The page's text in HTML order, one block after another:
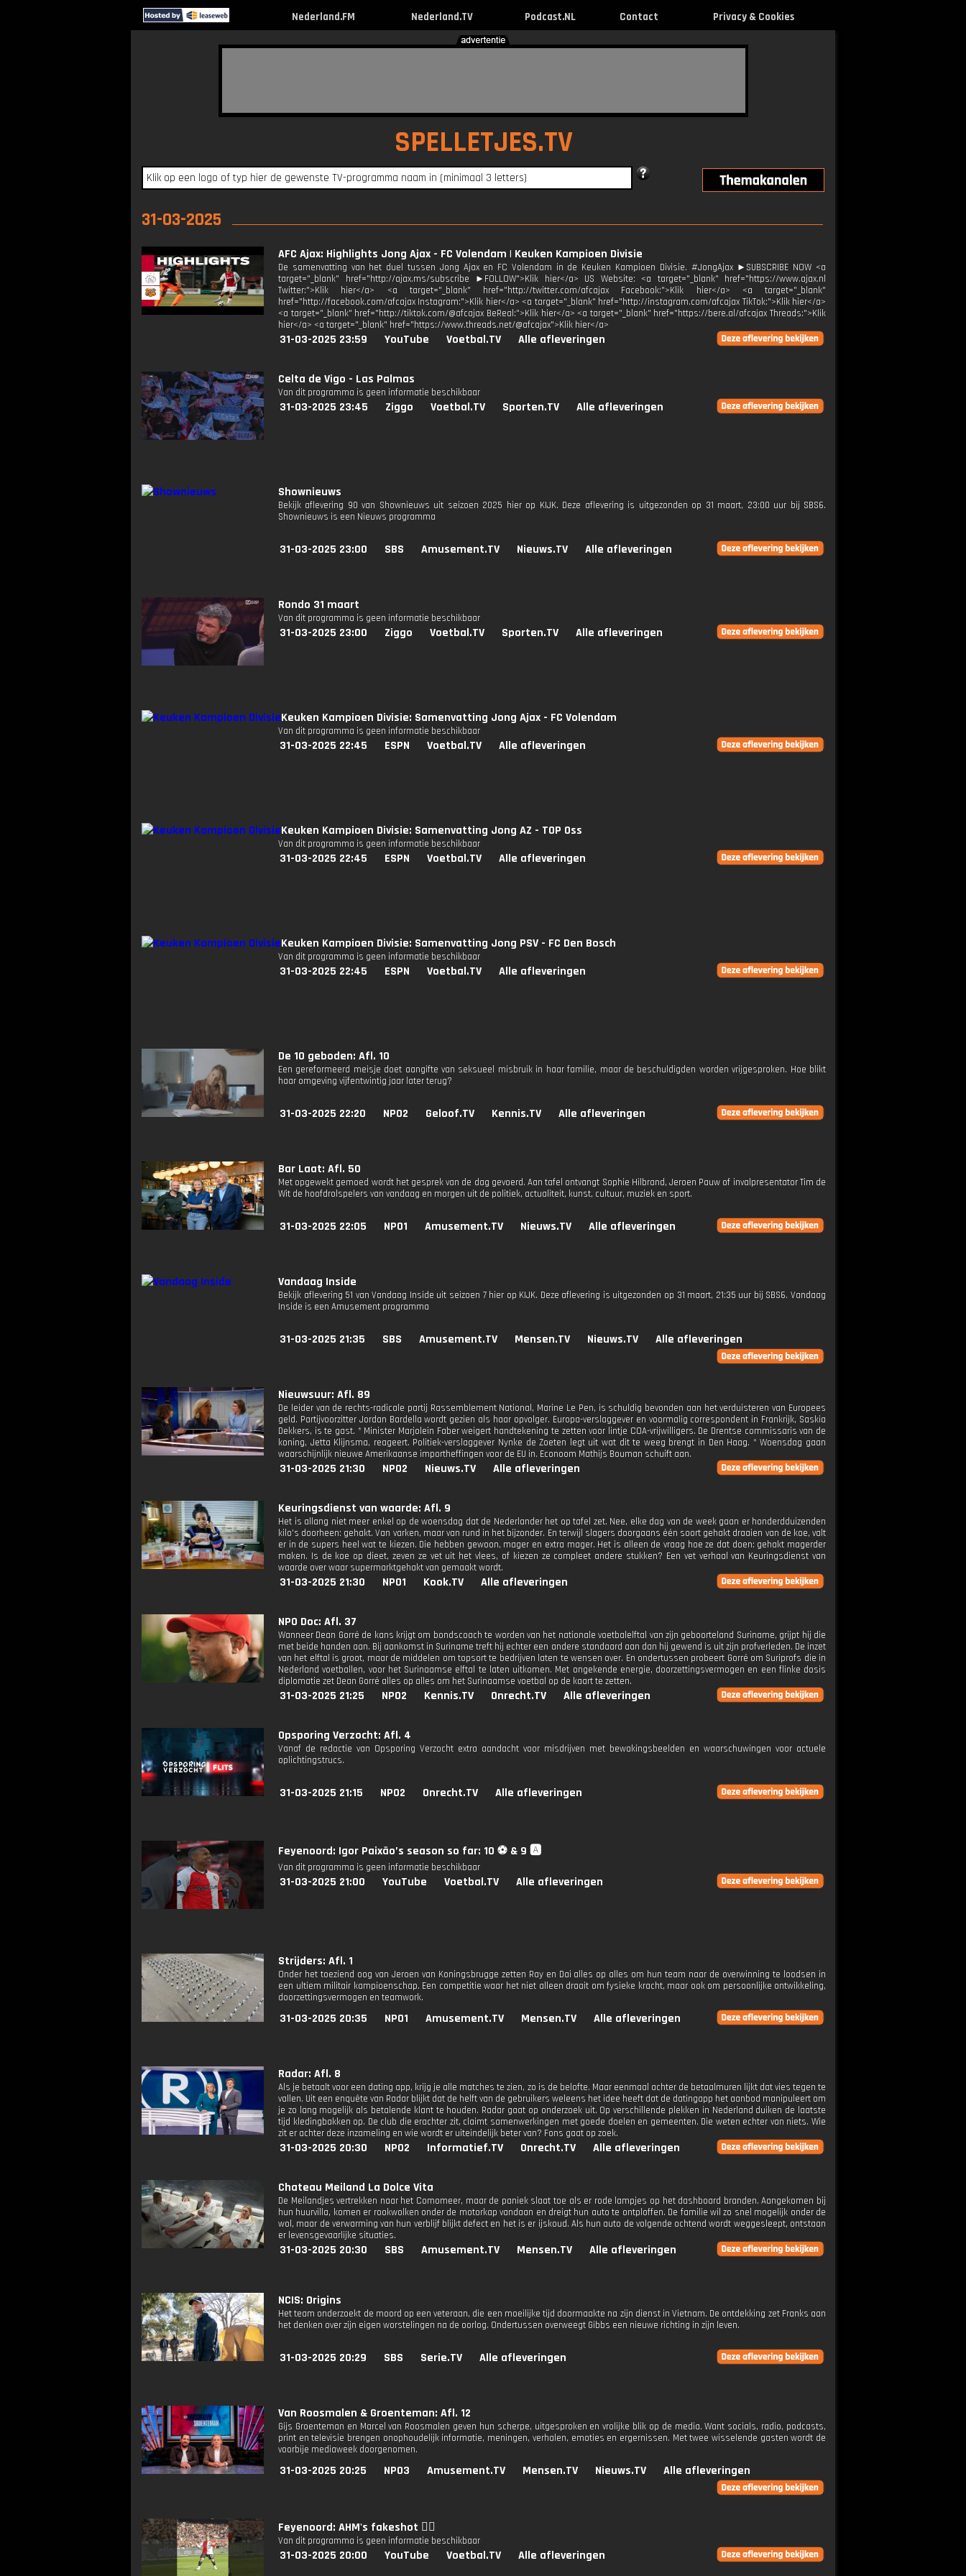
Nederland.FM Nederland.TV Podcast.NL Contact Privacy & Cookies
SPELLETJES.TV
31-03-2025
AFC Ajax: Highlights Jong Ajax - FC Volendam | Keuken Kampioen Divisie
De samenvatting van het duel tussen Jong Ajax en FC Volendam in de Keuken Kampioen Divisie. #JongAjax ►SUBSCRIBE NOW <a
target="_blank" href="http://ajax.ms/subscribe ►FOLLOW">Klik hier</a> US Website: <a target="_blank" href="https://www.ajax.nl
Twitter:">Klik hier</a> <a target="_blank" href="http://twitter.com/afcajax Facebook:">Klik hier</a> <a target="_blank"
href="http://facebook.com/afcajax Instagram:">Klik hier</a> <a target="_blank" href="http://instagram.com/afcajax TikTok:">Klik hier</a>
<a target="_blank" href="http://tiktok.com/@afcajax BeReal:">Klik hier</a> <a target="_blank" href="https://bere.al/afcajax Threads:">Klik
hier</a> <a target="_blank" href="https://www.threads.net/@afcajax">Klik hier</a>
31-03-2025 23:59 YouTube Voetbal.TV Alle afleveringen
Celta de Vigo - Las Palmas
Van dit programma is geen informatie beschikbaar
31-03-2025 23:45 Ziggo Voetbal.TV Sporten.TV Alle afleveringen
Shownieuws
Bekijk aflevering 90 van Shownieuws uit seizoen 2025 hier op KIJK. Deze aflevering is uitgezonden op 31 maart, 23:00 uur bij SBS6.
Shownieuws is een Nieuws programma
31-03-2025 23:00 SBS Amusement.TV Nieuws.TV Alle afleveringen
Rondo 31 maart
Van dit programma is geen informatie beschikbaar
31-03-2025 23:00 Ziggo Voetbal.TV Sporten.TV Alle afleveringen
Keuken Kampioen Divisie: Samenvatting Jong Ajax - FC Volendam
Van dit programma is geen informatie beschikbaar
31-03-2025 22:45 ESPN Voetbal.TV Alle afleveringen
Keuken Kampioen Divisie: Samenvatting Jong AZ - TOP Oss
Van dit programma is geen informatie beschikbaar
31-03-2025 22:45 ESPN Voetbal.TV Alle afleveringen
Keuken Kampioen Divisie: Samenvatting Jong PSV - FC Den Bosch
Van dit programma is geen informatie beschikbaar
31-03-2025 22:45 ESPN Voetbal.TV Alle afleveringen
De 10 geboden: Afl. 10
Een gereformeerd meisje doet aangifte van seksueel misbruik in haar familie, maar de beschuldigden worden vrijgesproken. Hoe blikt
haar omgeving vijfentwintig jaar later terug?
31-03-2025 22:20 NPO2 Geloof.TV Kennis.TV Alle afleveringen
Bar Laat: Afl. 50
Met opgewekt gemoed wordt het gesprek van de dag gevoerd. Aan tafel ontvangt Sophie Hilbrand, Jeroen Pauw of invalpresentator Tim de
Wit de hoofdrolspelers van vandaag en morgen uit de politiek, actualiteit, kunst, cultuur, muziek en sport.
31-03-2025 22:05 NPO1 Amusement.TV Nieuws.TV Alle afleveringen
Vandaag Inside
Bekijk aflevering 51 van Vandaag Inside uit seizoen 7 hier op KIJK. Deze aflevering is uitgezonden op 31 maart, 21:35 uur bij SBS6. Vandaag
Inside is een Amusement programma
31-03-2025 21:35 SBS Amusement.TV Mensen.TV Nieuws.TV Alle afleveringen
Nieuwsuur: Afl. 89
De leider van de rechts-radicale partij Rassemblement National, Marine Le Pen, is schuldig bevonden aan het verduisteren van Europees
geld. Partijvoorzitter Jordan Bardella wordt gezien als haar opvolger. Europa-verslaggever en voormalig correspondent in Frankrijk, Saskia
Dekkers, is te gast. * Minister Marjolein Faber weigert handtekening te zetten voor lintje COA-vrijwilligers. De Drentse commissaris van de
koning, Jetta Klijnsma, reageert. Politiek-verslaggever Nynke de Zoeten legt uit wat dit te weeg brengt in Den Haag. * Woensdag gaan
waarschijnlijk nieuwe Amerikaanse importheffingen voor de EU in. Econoom Mathijs Bouman schuift aan.
31-03-2025 21:30 NPO2 Nieuws.TV Alle afleveringen
Keuringsdienst van waarde: Afl. 9
Het is allang niet meer enkel op de woensdag dat de Nederlander het op tafel zet. Nee, elke dag van de week gaan er honderdduizenden
kilo's doorheen: gehakt. Van varken, maar van rund in het bijzonder. En terwijl slagers doorgaans één soort gehakt draaien van de koe, valt
er in de supers heel wat te kiezen. Die hebben gewoon, mager en extra mager. Het is alleen de vraag hoe ze dat doen: gehakt magerder
maken. Is de koe op dieet, zeven ze vet uit het vlees, of kiezen ze compleet andere stukken? Een vet verhaal van Keuringsdienst van
waarde over waar supermarktgehakt van gemaakt wordt.
31-03-2025 21:30 NPO1 Kook.TV Alle afleveringen
NPO Doc: Afl. 37
Wanneer Dean Gorré de kans krijgt om bondscoach te worden van het nationale voetbalelftal van zijn geboorteland Suriname, grijpt hij die
met beide handen aan. Bij aankomst in Suriname treft hij echter een andere standaard aan dan hij gewend is uit zijn profverleden. De inzet
van het elftal is groot, maar de middelen om topsort te bedrijven laten te wensen over. En ondertussen probeert Gorré om Suriprofs die in
Nederland voetballen, voor het Surinaamse elftal te laten uitkomen. Met ongekende energie, doorzettingsvermogen en een flinke dosis
diplomatie zet Dean Gorré alles op alles om het Surinaamse voetbal op de kaart te zetten.
31-03-2025 21:25 NPO2 Kennis.TV Onrecht.TV Alle afleveringen
Opsporing Verzocht: Afl. 4
Vanaf de redactie van Opsporing Verzocht extra aandacht voor misdrijven met bewakingsbeelden en waarschuwingen voor actuele
oplichtingstrucs.
31-03-2025 21:15 NPO2 Onrecht.TV Alle afleveringen
Feyenoord: Igor Paixão’s season so far: 10 ⚽️ & 9 🅰️
Van dit programma is geen informatie beschikbaar
31-03-2025 21:00 YouTube Voetbal.TV Alle afleveringen
Strijders: Afl. 1
Onder het toeziend oog van Jeroen van Koningsbrugge zetten Ray en Dai alles op alles om hun team naar de overwinning te loodsen in
een ultiem militair kampioenschap. Een competitie waar het niet alleen draait om fysieke kracht, maar ook om persoonlijke ontwikkeling,
doorzettingsvermogen en teamwork.
31-03-2025 20:35 NPO1 Amusement.TV Mensen.TV Alle afleveringen
Radar: Afl. 8
Als je betaalt voor een dating app, krijg je alle matches te zien, zo is de belofte. Maar eenmaal achter de betaalmuren lijkt dat vies tegen te
vallen. Uit een enquête van Radar blijkt dat de helft van de gebruikers weleens het idee heeft dat de datingapp het aanbod manipuleert om
je zo lang mogelijk als betalende klant te houden. Radar gaat op onderzoek uit. Op verschillende plekken in Nederland duiken de laatste
tijd kledingbakken op. De club die erachter zit, claimt samenwerkingen met goede doelen en gemeenten. Die weten echter van niets. Wie
zit er achter deze inzameling en wie wordt er uiteindelijk beter van? Fons gaat op zoek.
31-03-2025 20:30 NPO2 Informatief.TV Onrecht.TV Alle afleveringen
Chateau Meiland La Dolce Vita
De Meilandjes vertrekken naar het Comomeer, maar de paniek slaat toe als er rode lampjes op het dashboard branden. Aangekomen bij
hun huurvilla, komen er rookwolken onder de motorkap vandaan en dreigt hun auto te ontploffen. De familie wil zo snel mogelijk onder de
wol, maar de verwarming van hun verblijf blijkt defect en het is er ijskoud. Als hun auto de volgende ochtend wordt weggesleept, ontstaan
er levensgevaarlijke situaties.
31-03-2025 20:30 SBS Amusement.TV Mensen.TV Alle afleveringen
NCIS: Origins
Het team onderzoekt de moord op een veteraan, die een moeilijke tijd doormaakte na zijn dienst in Vietnam. De ontdekking zet Franks aan
het denken over zijn eigen worstelingen na de oorlog. Ondertussen overweegt Gibbs een nieuwe richting in zijn leven.
31-03-2025 20:29 SBS Serie.TV Alle afleveringen
Van Roosmalen & Groenteman: Afl. 12
Gijs Groenteman en Marcel van Roosmalen geven hun scherpe, uitgesproken en vrolijke blik op de media. Want socials, radio, podcasts,
print en televisie brengen onophoudelijk informatie, meningen, verhalen, emoties en ergernissen. Met twee wisselende gasten wordt de
voorbije mediaweek doorgenomen.
31-03-2025 20:25 NPO3 Amusement.TV Mensen.TV Nieuws.TV Alle afleveringen
Feyenoord: AHM's fakeshot 😮‍💨
Van dit programma is geen informatie beschikbaar
31-03-2025 20:00 YouTube Voetbal.TV Alle afleveringen